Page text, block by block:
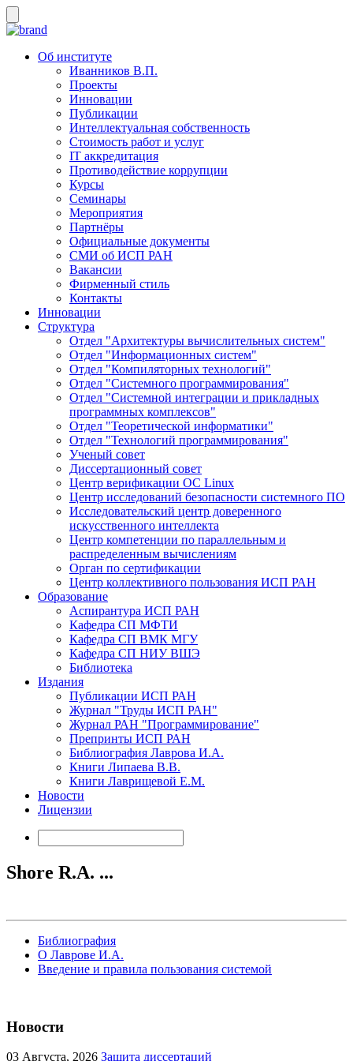
Об институте
Иванников В.П.
Проекты
Инновации
Публикации
Интеллектуальная собственность
Стоимость работ и услуг
IT аккредитация
Противодействие коррупции
Курсы
Семинары
Мероприятия
Партнёры
Официальные документы
СМИ об ИСП РАН
Вакансии
Фирменный стиль
Контакты
Инновации
Структура
Отдел "Архитектуры вычислительных систем"
Отдел "Информационных систем"
Отдел "Компиляторных технологий"
Отдел "Системного программирования"
Отдел "Системной интеграции и прикладных
программных комплексов"
Отдел "Теоретической информатики"
Отдел "Технологий программирования"
Ученый совет
Диссертационный совет
Центр верификации ОС Linux
Центр исследований безопасности системного ПО
Исследовательский центр доверенного
искусственного интеллекта
Центр компетенции по параллельным и
распределенным вычислениям
Орган по сертификации
Центр коллективного пользования ИСП РАН
Образование
Аспирантура ИСП РАН
Кафедра СП МФТИ
Кафедра СП ВМК МГУ
Кафедра СП НИУ ВШЭ
Библиотека
Издания
Публикации ИСП РАН
Журнал "Труды ИСП РАН"
Журнал РАН "Программирование"
Препринты ИСП РАН
Библиография Лаврова И.А.
Книги Липаева В.В.
Книги Лаврищевой Е.М.
Новости
Лицензии
Shore R.A. ...
Библиография
О Лаврове И.А.
Введение и правила пользования системой
Новости
03 Августа, 2026 Защита диссертаций